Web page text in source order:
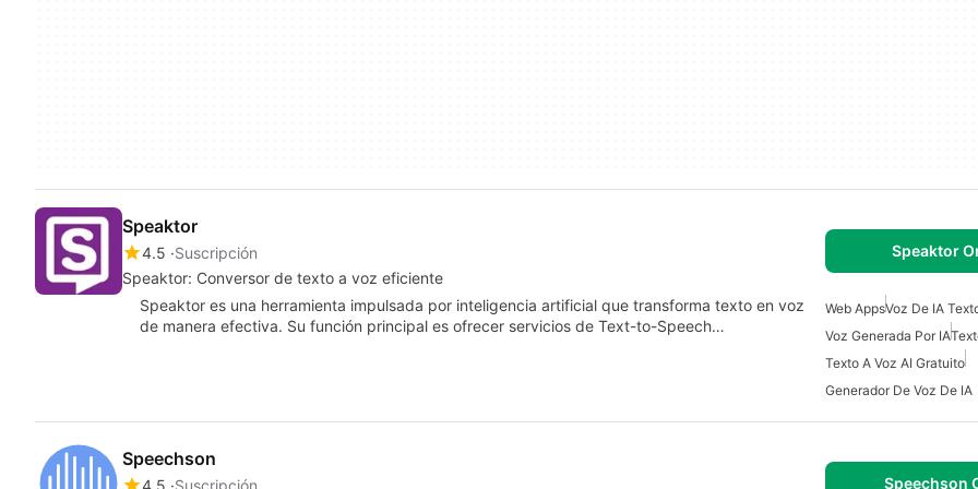
Speaktor
4.5 Suscripción
Speaktor: Conversor de texto a voz eficiente
Speaktor
Speaktor es una herramienta impulsada por inteligencia artificial que transforma texto en voz
de manera efectiva. Su función principal es ofrecer servicios de Text-to-Speech…
Web AppsVoz De IA
Voz Generada Por IA
Texto A Voz AI Gratuito
Generador De Voz De IA
Speechson
4.5 Suscripción Speechson